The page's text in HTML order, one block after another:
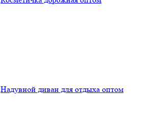
Надувной диван для отдыха оптом